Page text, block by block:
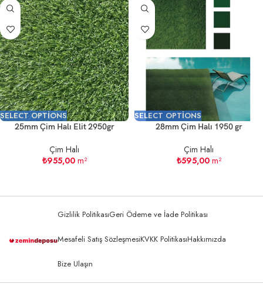
SELECT OPTIONS
25mm Çim Halı Elit 2950gr
Çim Halı
₺955,00m²
SELECT OPTIONS
28mm Çim Halı 1950 gr
Çim Halı
₺595,00m²
Gizlilik PolitikasıGeri Ödeme ve İade Politikası
Mesafeli Satış SözleşmesiKVKK PolitikasıHakkımızda
Bize Ulaşın